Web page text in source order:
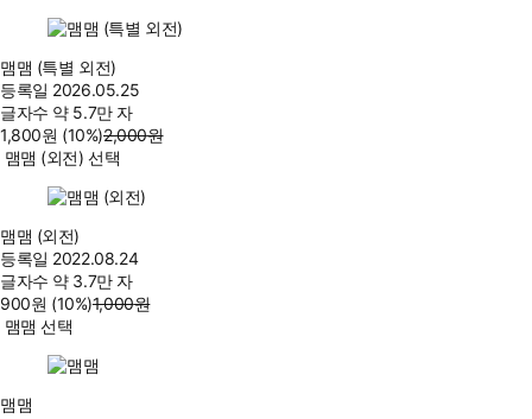
맴맴 (특별 외전)
등록일 2026.05.25
글자수 약 5.7만 자
1,800원 (10%)2,000원
맴맴 (외전) 선택
맴맴 (외전)
등록일 2022.08.24
글자수 약 3.7만 자
900원 (10%)1,000원
맴맴 선택
맴맴